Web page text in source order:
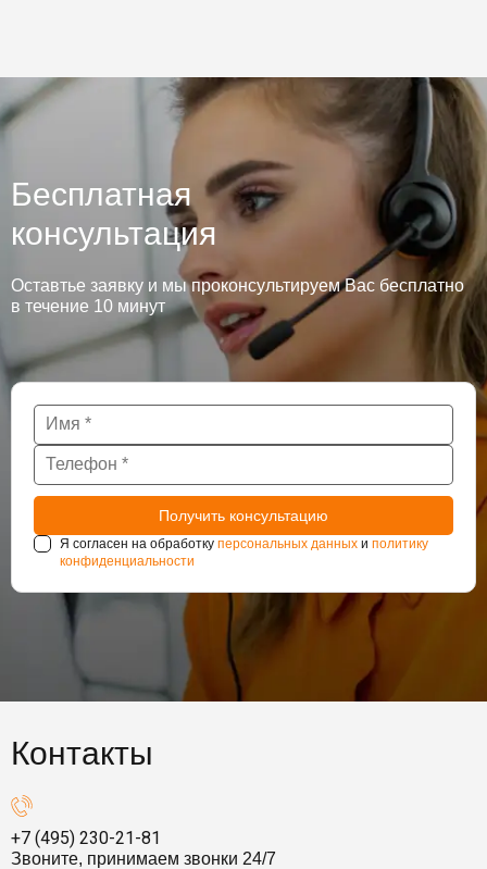
Бесплатная
консультация
Оставтье заявку и мы проконсультируем Вас бесплатно
в течение 10 минут
Я согласен на обработку персональных данных и политику
конфиденциальности
Контакты
+7 (495) 230-21-81
Звоните, принимаем звонки 24/7